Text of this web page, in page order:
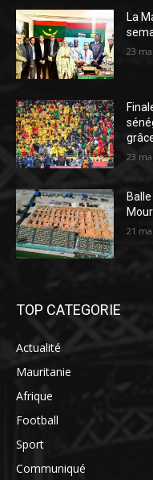
La
23
23
21
TOP CATEGORIE
Actualité
Mauritanie
Afrique
Football
Sport
Communiqué